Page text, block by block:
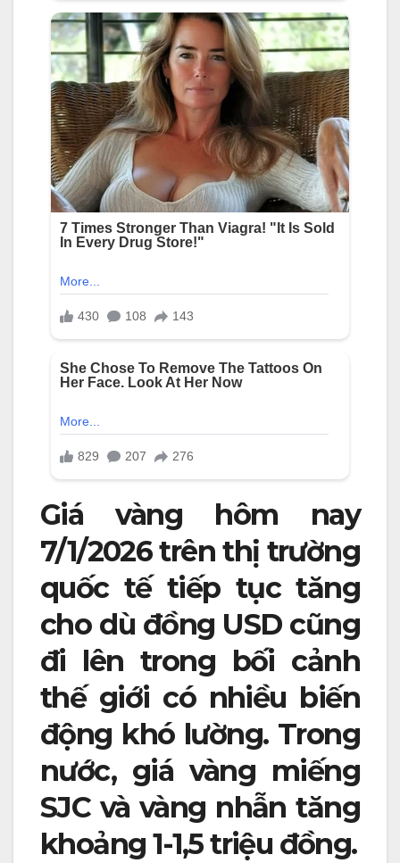
Giá vàng hôm nay
7/1/2026 trên thị trường
quốc tế tiếp tục tăng
cho dù đồng USD cũng
đi lên trong bối cảnh
thế giới có nhiều biến
động khó lường. Trong
nước, giá vàng miếng
SJC và vàng nhẫn tăng
khoảng 1-1,5 triệu đồng.